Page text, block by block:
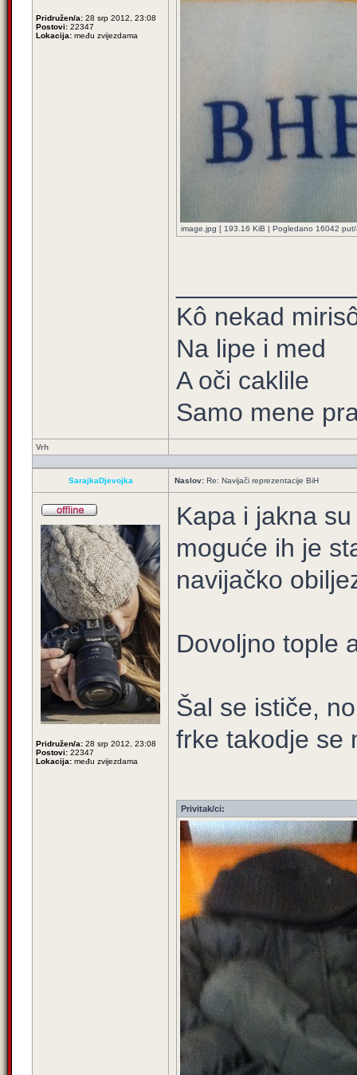
Pridružen/a: 28 srp 2012, 23:08
Postovi: 22347
Lokacija: među zvijezdama
image.jpg [ 193.16 KiB | Pogledano 16042
Kô nekad
Na lipe i med
A oči caklile
Samo mene
Vrh
SarajkaDjevojka Naslov: Re: Navijači reprezentacije BiH
Pridružen/a: 28 srp 2012, 23:08
Postovi: 22347
Lokacija: među zvijezdama
Kapa i jakna
moguće ih je
navijačko
Dovoljno tople
Šal se ističe,
frke takodje se
Privitak/ci: